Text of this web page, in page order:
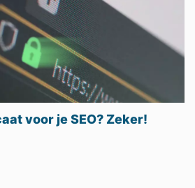
voor je SEO? Zeker!